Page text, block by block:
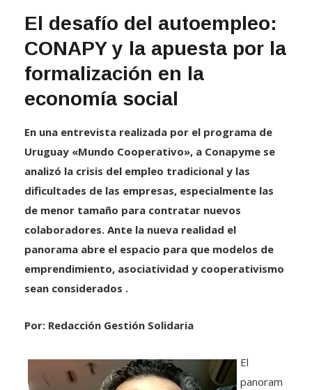
El desafío del autoempleo:
CONAPY y la apuesta por la
formalización en la
economía social
En una entrevista realizada por el programa de
Uruguay «Mundo Cooperativo», a Conapyme se
analizó la crisis del empleo tradicional y las
dificultades de las empresas, especialmente las
de menor tamaño para contratar nuevos
colaboradores. Ante la nueva realidad el
panorama abre el espacio para que modelos de
emprendimiento, asociatividad y cooperativismo
sean considerados .
Por: Redacción Gestión Solidaria
El
panoram